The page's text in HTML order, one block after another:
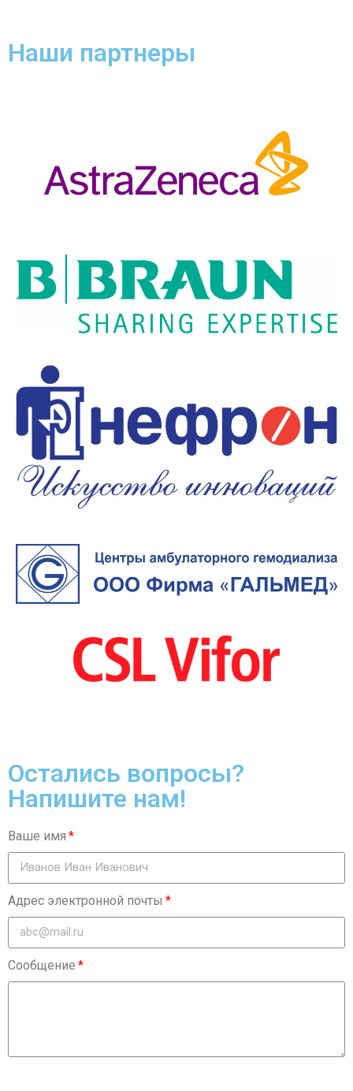
Наши партнеры
Остались вопросы?
Напишите нам!
Ваше имя
Адрес электронной почты
Сообщение